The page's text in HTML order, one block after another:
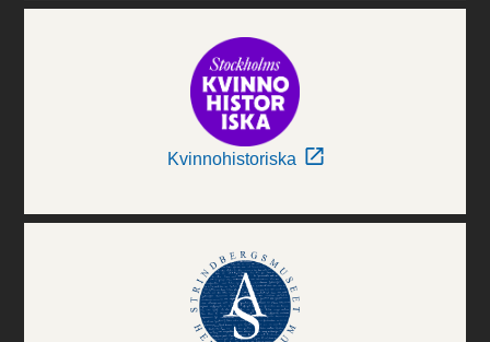
Kvinnohistoriska